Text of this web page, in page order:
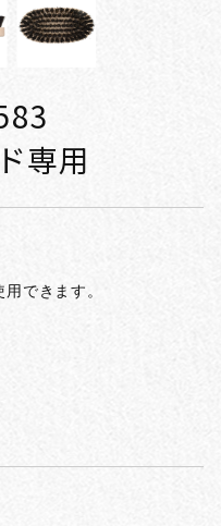
専用
できます。